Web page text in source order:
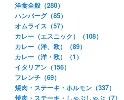
洋食全般（280）
ハンバーグ（85）
オムライス（57）
カレー（エスニック）（108）
カレー（洋、欧）（89）
カレー（洋・欧）（1）
イタリアン（156）
フレンチ（69）
焼肉・ステーキ・ホルモン（337）
焼肉・ステーキ・しゃぶしゃぶ（7）